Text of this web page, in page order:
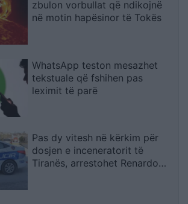
zbulon vorbullat që ndikojnë
në motin hapësinor të Tokës
WhatsApp teston mesazhet
tekstuale që fshihen pas
leximit të parë
Pas dy vitesh në kërkim për
dosjen e inceneratorit të
Tiranës, arrestohet Renardo